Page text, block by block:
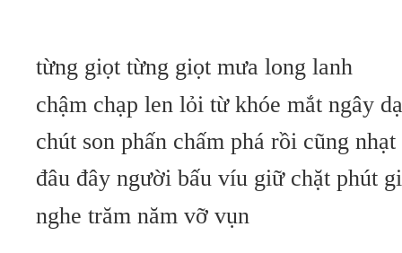
từng giọt từng giọt mưa long lanh
chậm chạp len lỏi từ khóe mắt ngây
chút son phấn chấm phá rồi cũng nhạt
đâu đây người bấu víu giữ chặt phút
nghe trăm năm vỡ vụn